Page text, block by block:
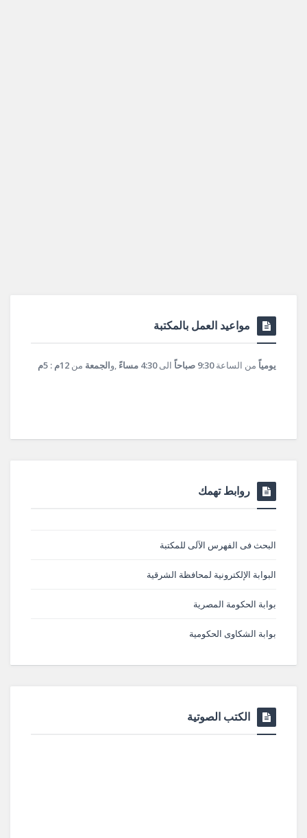
مواعيد العمل بالمكتبة
يومياً من الساعة9:30 صباحاً الى4:30 مساءً ,والجمعة من 12م : 5م
روابط تهمك
البحث فى الفهرس الآلى للمكتبة
البوابة الإلكترونية لمحافظة الشرقية
بوابة الحكومة المصرية
بوابة الشكاوى الحكومية
الكتب الصوتية